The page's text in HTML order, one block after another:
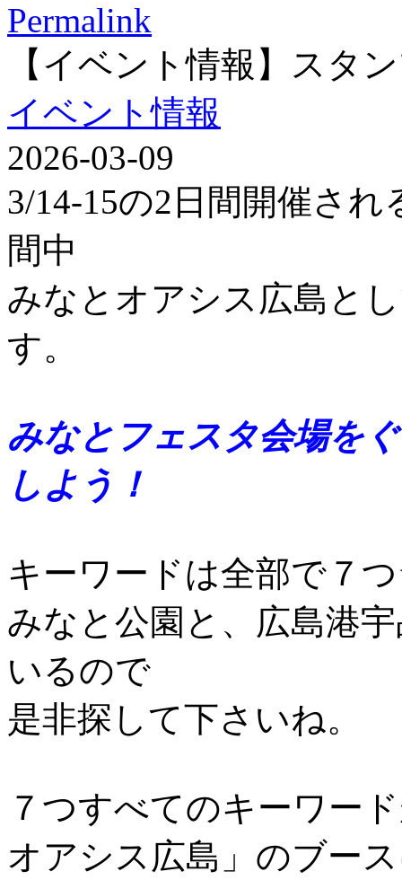
Permalink
【イベント情報】スタ
イベント情報
2026-03-09
3/14-15の2日間開催さ
間中
みなとオアシス広島と
す。
みなとフェスタ会場を
しよう！
キーワードは全部
みなと公園と、広島港
いるので
是非探して下さいね。
７つすべてのキーワー
オアシス広島」のブー